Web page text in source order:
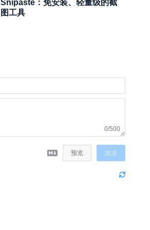
Snipaste：免安装、轻量级的截
图工具
0/500
预览 发送